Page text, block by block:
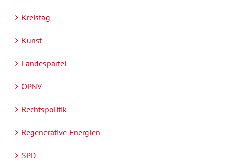
Kreistag
Kunst
Landespartei
ÖPNV
Rechtspolitik
Regenerative Energien
SPD